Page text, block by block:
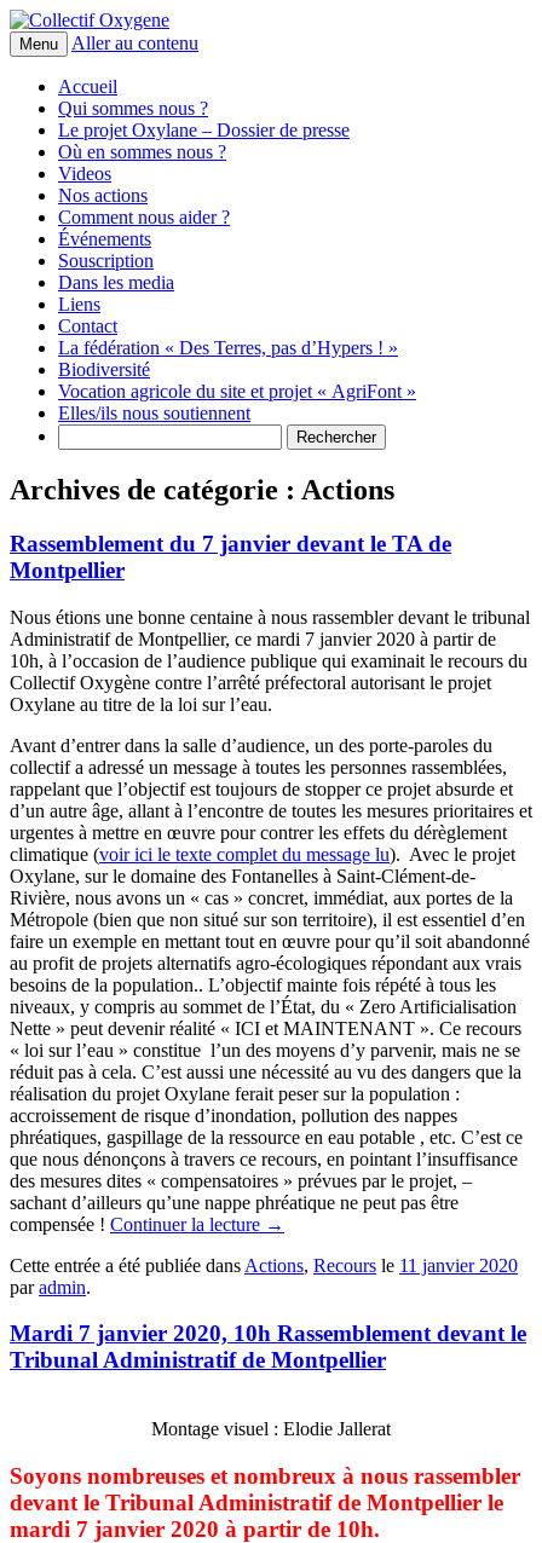
Collectif Oxygene
Non au projet Oxylane de St-Clément-de-
Rivière. Oui aux terres agricoles.
Menu Aller au contenu
Accueil
Qui sommes nous ?
Le projet Oxylane – Dossier de presse
Où en sommes nous ?
Videos
Nos actions
Comment nous aider ?
Événements
Souscription
Dans les media
Liens
Contact
La fédération « Des Terres, pas d’Hypers ! »
Biodiversité
Vocation agricole du site et projet « AgriFont »
Elles/ils nous soutiennent
Archives de catégorie : Actions
Rassemblement du 7 janvier devant le TA de
Montpellier
Nous étions une bonne centaine à nous rassembler devant le tribunal
Administratif de Montpellier, ce mardi 7 janvier 2020 à partir de
10h, à l’occasion de l’audience publique qui examinait le recours du
Collectif Oxygène contre l’arrêté préfectoral autorisant le projet
Oxylane au titre de la loi sur l’eau.
Avant d’entrer dans la salle d’audience, un des porte-paroles du
collectif a adressé un message à toutes les personnes rassemblées,
rappelant que l’objectif est toujours de stopper ce projet absurde et
d’un autre âge, allant à l’encontre de toutes les mesures prioritaires et
urgentes à mettre en œuvre pour contrer les effets du dérèglement
climatique (voir ici le texte complet du message lu). Avec le projet
Oxylane, sur le domaine des Fontanelles à Saint-Clément-de-
Rivière, nous avons un « cas » concret, immédiat, aux portes de la
Métropole (bien que non situé sur son territoire), il est essentiel d’en
faire un exemple en mettant tout en œuvre pour qu’il soit abandonné
au profit de projets alternatifs agro-écologiques répondant aux vrais
besoins de la population.. L’objectif mainte fois répété à tous les
niveaux, y compris au sommet de l’État, du « Zero Artificialisation
Nette » peut devenir réalité « ICI et MAINTENANT ». Ce recours
« loi sur l’eau » constitue l’un des moyens d’y parvenir, mais ne se
réduit pas à cela. C’est aussi une nécessité au vu des dangers que la
réalisation du projet Oxylane ferait peser sur la population :
accroissement de risque d’inondation, pollution des nappes
phréatiques, gaspillage de la ressource en eau potable , etc. C’est ce
que nous dénonçons à travers ce recours, en pointant l’insuffisance
des mesures dites « compensatoires » prévues par le projet, –
sachant d’ailleurs qu’une nappe phréatique ne peut pas être
compensée ! Continuer la lecture →
Cette entrée a été publiée dans Actions, Recours le 11 janvier 2020
paradmin.
Mardi 7 janvier 2020, 10h Rassemblement devant le
Tribunal Administratif de Montpellier
Montage visuel : Elodie Jallerat
Soyons nombreuses et nombreux à nous rassembler
devant le Tribunal Administratif de Montpellier le
mardi 7 janvier 2020 à partir de 10h.